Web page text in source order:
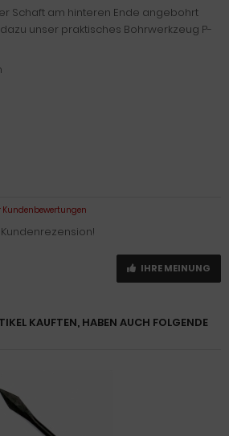
Schaft am hinteren Ende angebohrt
unser praktisches Bohrwerkzeug P-
IHRE MEINUNG
KAUFTEN, HABEN AUCH FOLGENDE